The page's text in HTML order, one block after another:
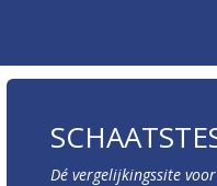
Dé vergelijkingssite